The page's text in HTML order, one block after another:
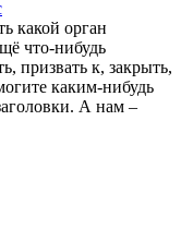
какой орган
что-нибудь
призвать к, закрыть,
каким-нибудь
А нам –